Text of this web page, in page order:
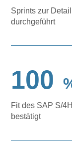
Sprints zur
durchgeführt
100
Fit des SAP S/
bestätigt